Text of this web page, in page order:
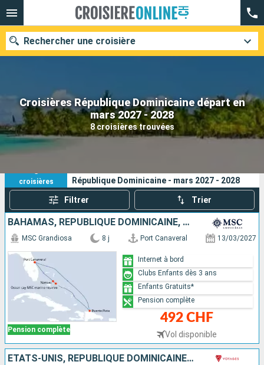
Croisières République Dominicaine départ en
mars 2027 - 2028
8 croisières trouvées
Rechercher une croisière
Nos destinations
Mois de départ
Rechercher
8
croisières
République Dominicaine - mars 2027 - 2028
Filtrer Trier
BAHAMAS, RÉPUBLIQUE DOMINICAINE, ÉTATS-UNIS
Pension complète
MSC Grandiosa 8 j Port Canaveral 13/03/2027
492 CHF
Vol disponible
Internet à bord
Clubs Enfants dès 3 ans
Enfants Gratuits*
Pension complète
ÉTATS-UNIS, RÉPUBLIQUE DOMINICAINE, BAHAMAS